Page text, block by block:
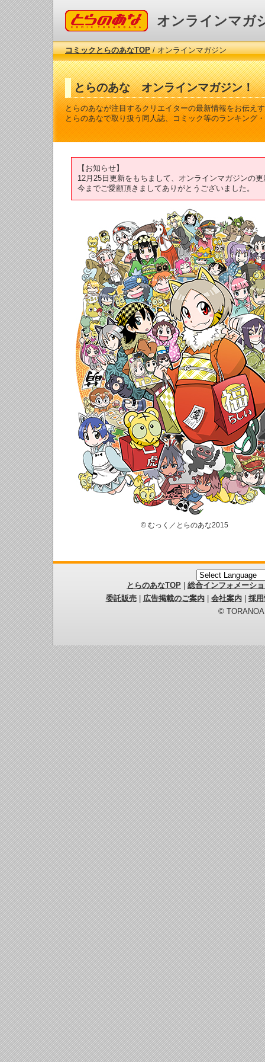
コミックとらのあな オンラインマガ
コミックとらのあなTOP/ オンラインマガジン
とらのあな オンラインマガジン！
とらのあなが注目するクリエイターの最新情報をお伝え
とらのあなで取り扱う同人誌、コミック等のランキング
【お知らせ】
12月25日更新をもちまして、オンラインマガジンの
今までご愛顧頂きましてありがとうございました。
© むっく／とらのあな2015
とらのあなTOP
総合インフォメーシ
委託販売| 広告掲載のご案内| 会社案内| 採
©